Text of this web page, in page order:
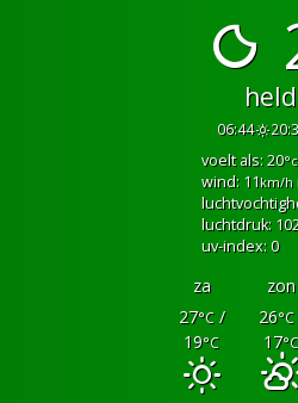
06:44
voelt als: 20°c
wind: 11km/h
luchtdruk:
uv-index: 0
za zon
27°C/
19°C
26°C
17°C